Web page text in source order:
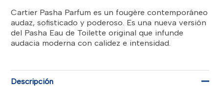
Cartier Pasha Parfum es un fougère contemporáneo
audaz, sofisticado y poderoso. Es una nueva versión
del Pasha Eau de Toilette original que infunde
audacia moderna con calidez e intensidad.
Descripción